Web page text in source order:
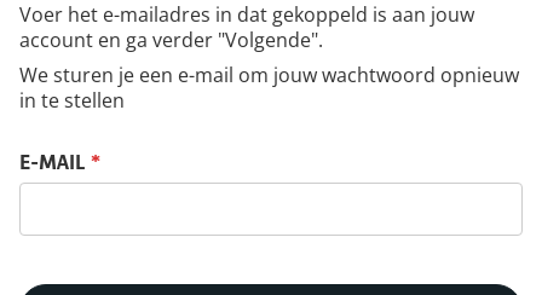
Voer het e-mailadres in dat gekoppeld is aan jouw
account en ga verder "Volgende".
We sturen je een e-mail om jouw wachtwoord opnieuw
in te stellen
Reset jouw wachtwoord
E-MAIL *